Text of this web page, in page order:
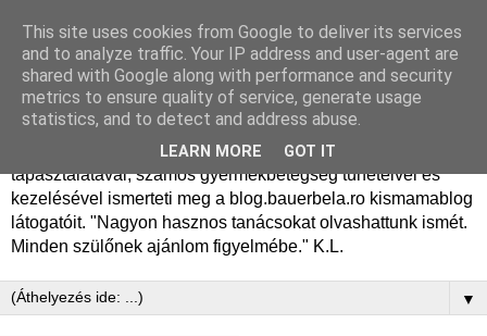
Dr. Bauer Béla Ph.D.
gyermekgyógyász
Dr. Bauer Béla Ph.D. gyermekgyógyász főorvos, 50 éves
tapasztalatával, számos gyermekbetegség tüneteivel és
kezelésével ismerteti meg a blog.bauerbela.ro kismamablog
látogatóit. "Nagyon hasznos tanácsokat olvashattunk ismét.
Minden szülőnek ajánlom figyelmébe." K.L.
▼
This site uses cookies from Google to deliver its services
and to analyze traffic. Your IP address and user-agent are
shared with Google along with performance and security
metrics to ensure quality of service, generate usage
statistics, and to detect and address abuse.
LEARN MORE GOT IT